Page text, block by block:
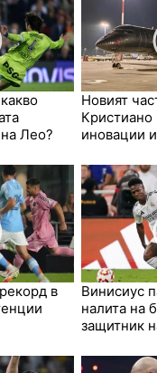
Лео?
Новият
иновации
в
Винисиус
налита на
защитник